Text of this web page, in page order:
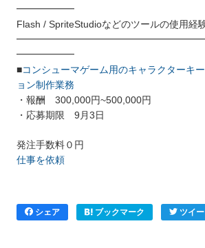
━━━━━━
Flash / SpriteStudioなどのツールの使用経
━━━━━━
■コンシューマゲーム用のキャラクターキ
ョン制作業務
・報酬 300,000円~500,000円
・応募期限 9月3日
発注手数料０円
仕事を依頼
シェア ブックマーク ツイー